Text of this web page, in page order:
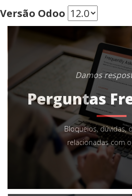
Versão Odoo
Damos
Perguntas
Bloqueios, dúvidas,
relacionadas com